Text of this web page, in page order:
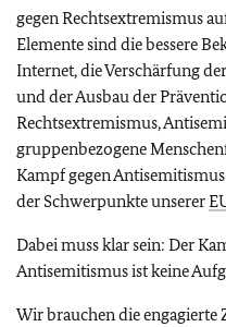
gegen Rechtsextremismus
Elemente sind die bessere
Internet, die Verschärfung
und der Ausbau der
Rechtsextremismus,
gruppenbezogene
Kampf gegen
der Schwerpunkte unserer
Dabei muss klar sein: Der
Antisemitismus ist keine
Wir brauchen die engagierte